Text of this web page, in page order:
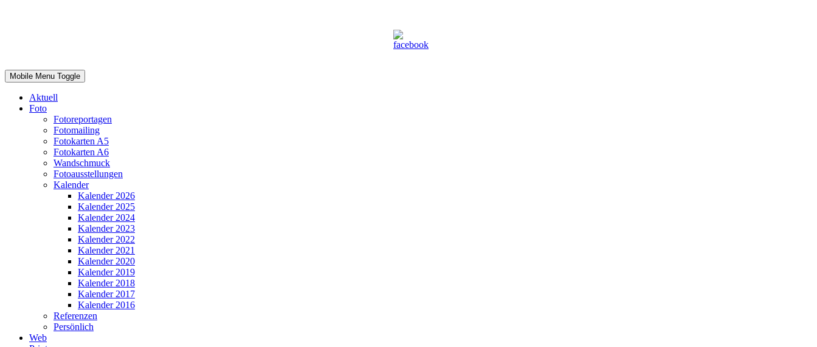
Mobile Menu Toggle
Aktuell
Foto
Fotoreportagen
Fotomailing
Fotokarten A5
Fotokarten A6
Wandschmuck
Fotoausstellungen
Kalender
Kalender 2026
Kalender 2025
Kalender 2024
Kalender 2023
Kalender 2022
Kalender 2021
Kalender 2020
Kalender 2019
Kalender 2018
Kalender 2017
Kalender 2016
Referenzen
Persönlich
Web